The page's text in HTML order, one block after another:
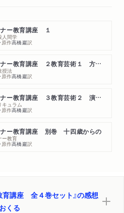
ー教育講座 １
人間学
原作高橋巖訳
ルドルフ・シュタイナー教育講座 ２教育芸術１ 方法論と
授法
原作高橋巖訳
ルドルフ・シュタイナー教育講座 ３教育芸術２ 演習と
ュラム
原作高橋巖訳
ナー教育講座 別巻 十四歳からの
ー教育
原作高橋巖訳
育講座 全４巻セット』の感想
くる